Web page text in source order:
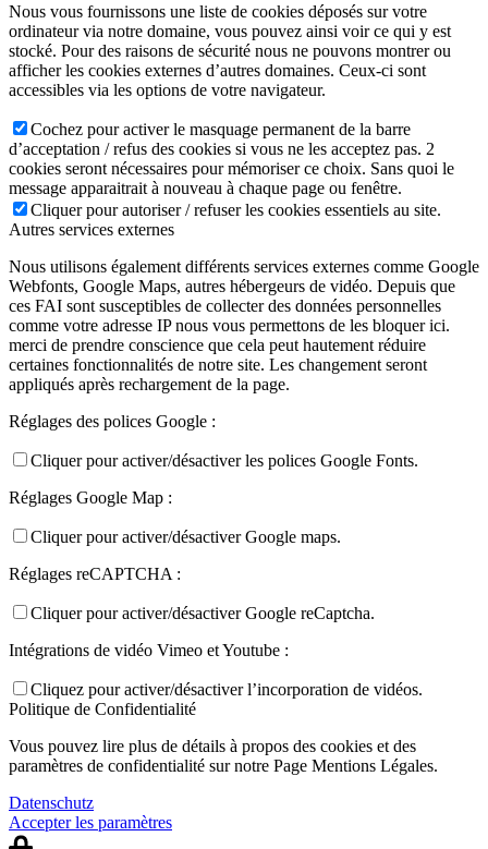
Nous vous fournissons une liste de cookies déposés sur votre
ordinateur via notre domaine, vous pouvez ainsi voir ce qui y est
stocké. Pour des raisons de sécurité nous ne pouvons montrer ou
afficher les cookies externes d’autres domaines. Ceux-ci sont
accessibles via les options de votre navigateur.
Cochez pour activer le masquage permanent de la barre
d’acceptation / refus des cookies si vous ne les acceptez pas. 2
cookies seront nécessaires pour mémoriser ce choix. Sans quoi le
message apparaitrait à nouveau à chaque page ou fenêtre.
Cliquer pour autoriser / refuser les cookies essentiels au site.
Autres services externes
Nous utilisons également différents services externes comme Google
Webfonts, Google Maps, autres hébergeurs de vidéo. Depuis que
ces FAI sont susceptibles de collecter des données personnelles
comme votre adresse IP nous vous permettons de les bloquer ici.
merci de prendre conscience que cela peut hautement réduire
certaines fonctionnalités de notre site. Les changement seront
appliqués après rechargement de la page.
Réglages des polices Google :
Cliquer pour activer/désactiver les polices Google Fonts.
Réglages Google Map :
Cliquer pour activer/désactiver Google maps.
Réglages reCAPTCHA :
Cliquer pour activer/désactiver Google reCaptcha.
Intégrations de vidéo Vimeo et Youtube :
Cliquez pour activer/désactiver l’incorporation de vidéos.
Politique de Confidentialité
Vous pouvez lire plus de détails à propos des cookies et des
paramètres de confidentialité sur notre Page Mentions Légales.
Datenschutz
Accepter les paramètres